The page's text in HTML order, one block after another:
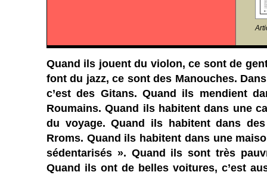
Quand ils jouent du violon, ce sont de
font du jazz, ce sont des Manouches.
c’est des Gitans. Quand ils mendient
Roumains. Quand ils habitent dans une
du voyage. Quand ils habitent dans
Rroms. Quand ils habitent dans une
sédentarisés ». Quand ils sont très
Quand ils ont de belles voitures, c’est